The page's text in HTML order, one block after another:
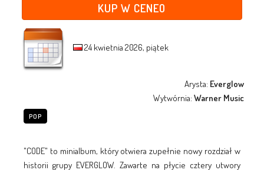
KUP W CENEO
24 kwietnia 2026, piątek
Arysta: Everglow
Wytwórnia:Warner Music
POP
"CODE" to minialbum, który otwiera zupełnie nowy rozdział w
historii grupy EVERGLOW. Zawarte na płycie cztery utwory